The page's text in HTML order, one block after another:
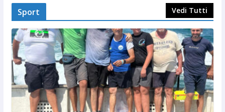
Sport Vedi Tutti